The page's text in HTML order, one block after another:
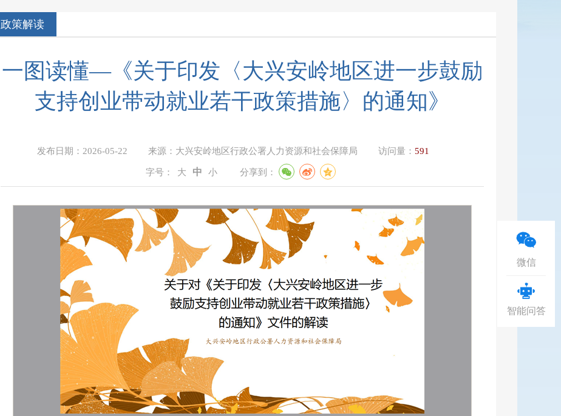
政策解读
一图读懂—《关于印发〈大兴安岭地区进一步鼓励
支持创业带动就业若干政策措施〉的通知》
发布日期： 2026-05-22 来源： 大兴安岭地区行政公署人力资源和社会保障局 访问量： 591
字号： 大 中 小 分享到：
微信
智能问答